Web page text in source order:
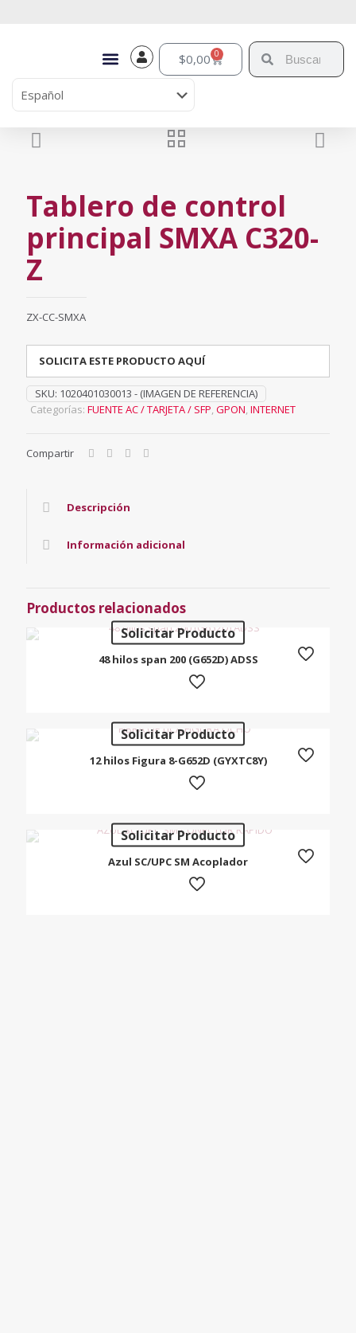
$0,00 0
Tablero de control
principal SMXA C320-
Z
ZX-CC-SMXA
SOLICITA ESTE PRODUCTO AQUÍ
SKU: 1020401030013 - (IMAGEN DE REFERENCIA)
Categorías: FUENTE AC / TARJETA / SFP, GPON, INTERNET
Compartir
Descripción
Información adicional
Productos relacionados
Solicitar Producto
48 hilos span 200 (G652D) ADSS
Solicitar Producto
12 hilos Figura 8-G652D (GYXTC8Y)
Solicitar Producto
Azul SC/UPC SM Acoplador